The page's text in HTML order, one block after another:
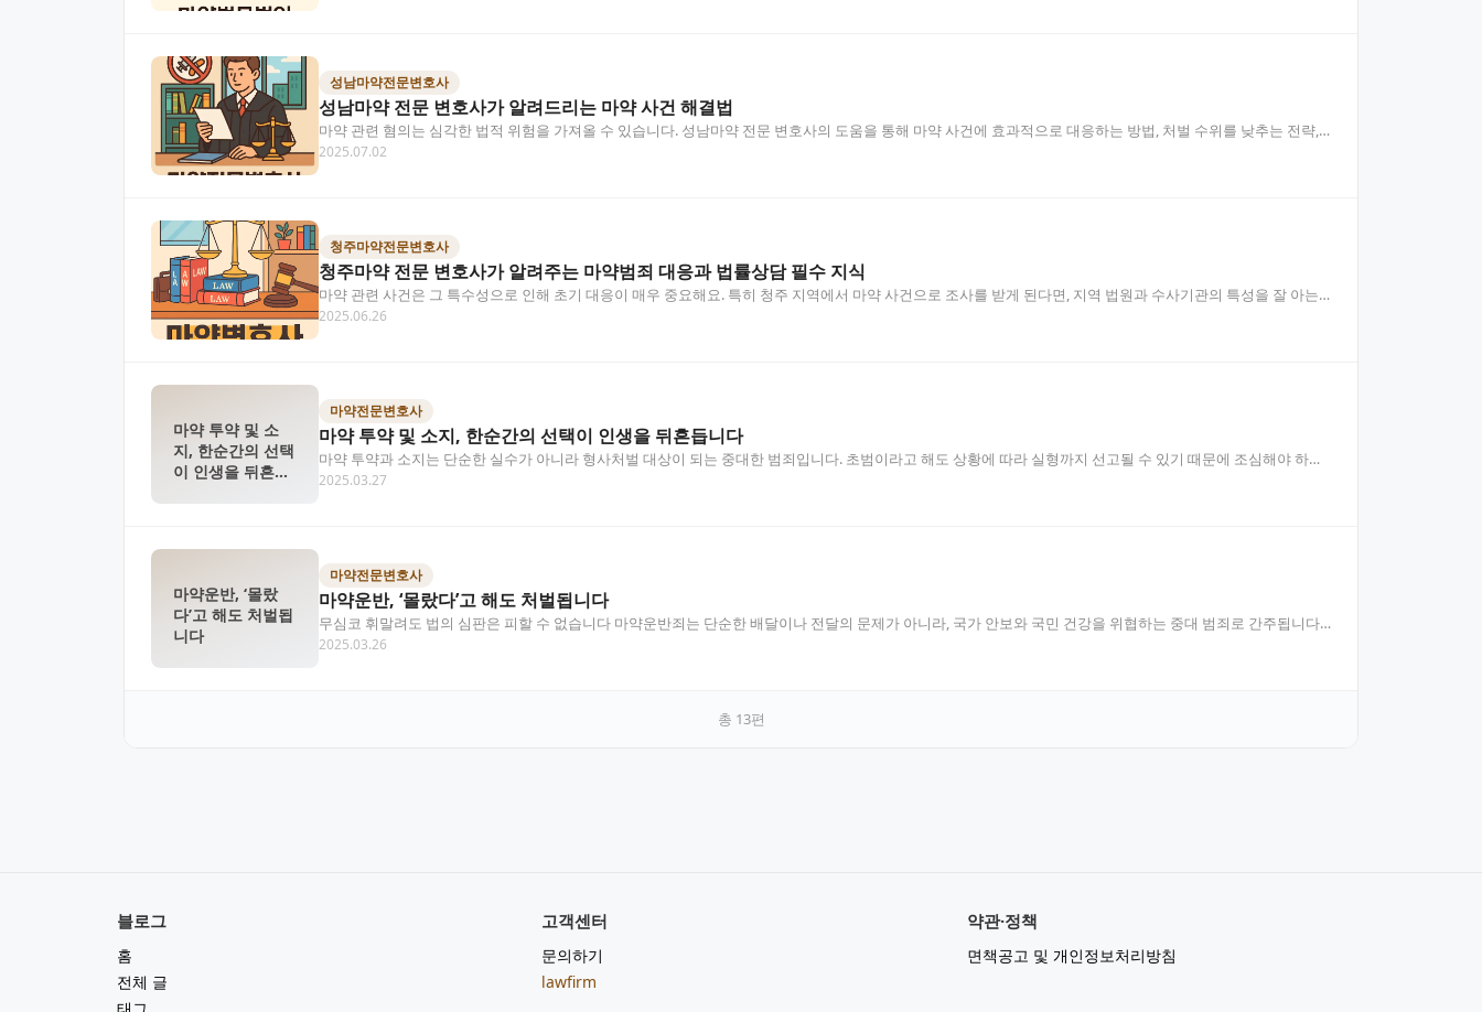
성남마약전문변호사
성남마약 전문 변호사가 알려드리는 마약 사건 해결법
마약 관련 혐의는 심각한 법적 위험을 가져올 수 있습니다. 성남마약 전문 변호사의 도움을 통해 마약 사건에 효과적으로 대응하는 방법, 처벌 수위를 낮추는 전략,
그리고 마약 사건의…
2025.07.02
청주마약전문변호사
청주마약 전문 변호사가 알려주는 마약범죄 대응과 법률상담 필수 지식
마약 관련 사건은 그 특수성으로 인해 초기 대응이 매우 중요해요. 특히 청주 지역에서 마약 사건으로 조사를 받게 된다면, 지역 법원과 수사기관의 특성을 잘 아는
청주마약 전문 변호…
2025.06.26
마약 투약 및 소
지, 한순간의 선택
이 인생을 뒤흔듭
마약전문변호사
마약 투약 및 소지, 한순간의 선택이 인생을 뒤흔듭니다
마약 투약과 소지는 단순한 실수가 아니라 형사처벌 대상이 되는 중대한 범죄입니다. 초범이라고 해도 상황에 따라 실형까지 선고될 수 있기 때문에 조심해야 하며,
수사 초기 대응이 무…
2025.03.27
마약운반, ‘몰랐
다’고 해도 처벌됩
니다
마약전문변호사
마약운반, ‘몰랐다’고 해도 처벌됩니다
무심코 휘말려도 법의 심판은 피할 수 없습니다 마약운반죄는 단순한 배달이나 전달의 문제가 아니라, 국가 안보와 국민 건강을 위협하는 중대 범죄로 간주됩니다.
이 글에서는 마약운반죄…
2025.03.26
총 13편
블로그
홈
전체 글
고객센터
문의하기
lawfirm
약관·정책
면책공고 및 개인정보처리방침